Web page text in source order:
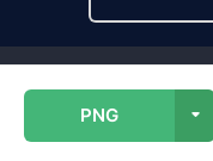
PNG